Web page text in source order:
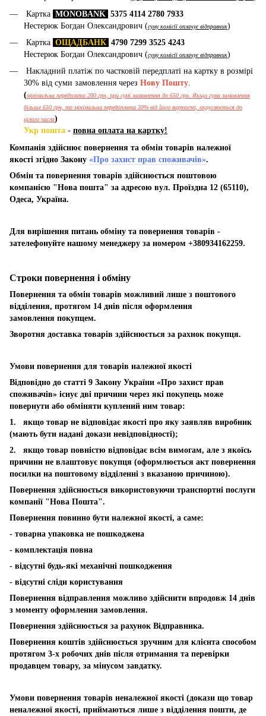
Картка MONOBANK 5375 4114 2780 7933
Нестерюк Богдан Олександрович (суму комісії оплачує відправник)
Картка ОЩАДБАНК 4790 7299 3525 4243
Нестерюк Богдан Олександрович (суму комісії оплачує відправник)
Накладний платіж по частковій передплаті на картку в розмірі
30% від суми замовлення через Нову Пошту.
(мінімальна передплата 200 грн, при сумі замовлення до 650 грн. Якщо сума замовлення
більше 650 грн, то мінімальна передоплата 30% від його вартості, округлюється до
цілого числа)
Укр пошта - повна оплата на картку!
Компанія здійснює повернення та обмін товарів належної
якості згідно Закону «Про захист прав споживачів».
Обмін та повернення товарів здійснюється поштовою
компанією "Нова пошта" за адресою вул. Проїздна 12 (65110),
Одеса, Україна.
Для вирішення питань обміну та повернення товарів -
зателефонуйте нашому менеджеру за номером +380934162259.
Строки повернення і обміну
Повернення та обмін товарів можливий лише з поштового
відділення, протягом 14 днів після оформлення
замовлення покупцем.
Зворотня доставка товарів здійснюється за рахнок покупця.
Умови повернення для товарів належної якості
Відповідно до статті 9 Закону України «Про захист прав
споживачів» існує дві причини через які покупець може
повернути або обміняти куплений ним товар:
1. якщо товар не відповідає якості про яку заявляв виробник
(мають бути надані докази невідповідності);
2. якщо товар повністю відповідає всім вимогам, але з якоїсь
причини не влаштовує покупця (оформлюється акт повернення
посилки на поштовому відділенні з вказаною причиною).
Повернення здійснюється використовуючи транспортні послуги
компанії "Нова Пошта".
Повернення повинно бути належної якості, а саме:
- товарна упаковка не пошкоджена
- комплектація повна
- відсутні будь-які механічні пошкодження
- відсутні сліди користування
Повернення відправлення можливо здійснити впродовж 14 днів
з моменту оформлення замовлення.
Повернення здійснюється за рахунок Відправника.
Повернення коштів здійснюється зручним для клієнта способом
протягом 3-х робочих днів після отримання та перевірки
продавцем товару, за мінусом завдатку.
Умови повернення товарів неналежної якості (докази що товар
неналежної якості, приймаються лише з відділення пошти, де